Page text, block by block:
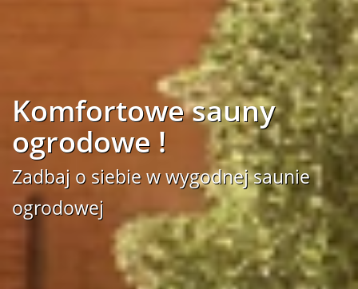
Komfortowe sauny
ogrodowe !
Zadbaj o siebie w wygodnej saunie
ogrodowej